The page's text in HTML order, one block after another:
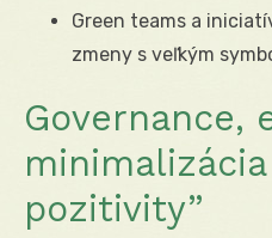
Green teams a
zmeny s veľkým
Governance,
pozitivity”